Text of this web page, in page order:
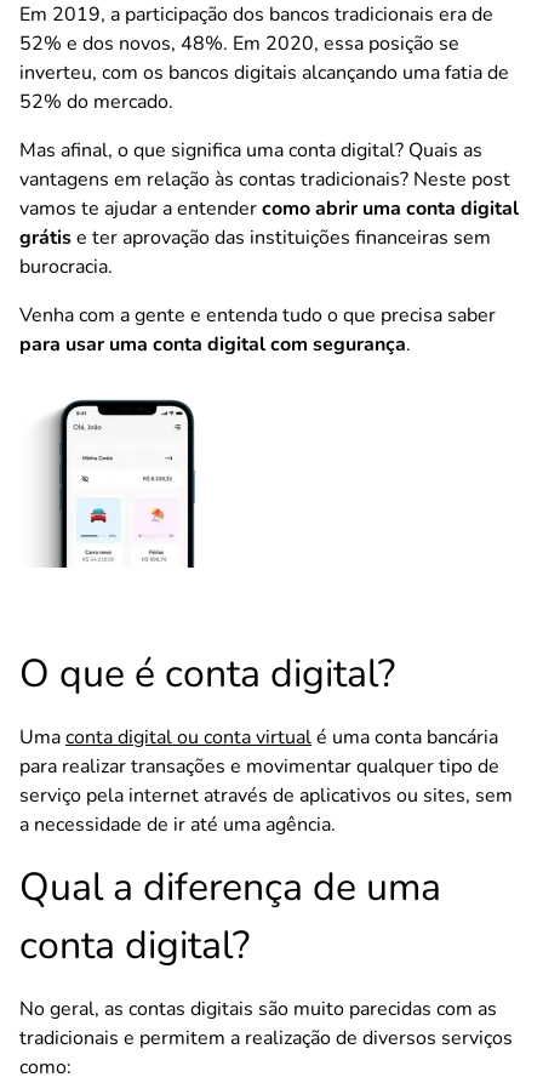
Em 2019, a participação dos bancos tradicionais era de
52% e dos novos, 48%. Em 2020, essa posição se
inverteu, com os bancos digitais alcançando uma fatia de
52% do mercado.
Mas afinal, o que significa uma conta digital? Quais as
vantagens em relação às contas tradicionais? Neste post
vamos te ajudar a entendercomo abrir uma conta digital
grátise ter aprovação das instituições financeiras sem
burocracia.
Venha com a gente e entenda tudo o que precisa saber
para usar uma conta digital com segurança.
O que é conta digital?
Umaconta digital ou conta virtualé uma conta bancária
para realizar transações e movimentar qualquer tipo de
serviço pela internet através de aplicativos ou sites, sem
a necessidade de ir até uma agência.
Qual a diferença de uma
conta digital?
No geral, as contas digitais são muito parecidas com as
tradicionais e permitem a realização de diversos serviços
como: